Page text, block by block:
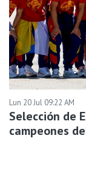
Lun 20 Jul 09:22 AM
Selección de
campeones